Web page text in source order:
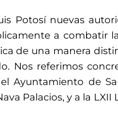
Potosí nuevas
a combatir
de una manera
Nos referimos
Ayuntamiento de
Palacios, y a la LXII